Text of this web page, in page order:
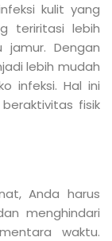
kulit yang
teriritasi lebih
Dengan
lebih mudah
infeksi. Hal ini
fisik
Anda harus
menghindari
waktu.